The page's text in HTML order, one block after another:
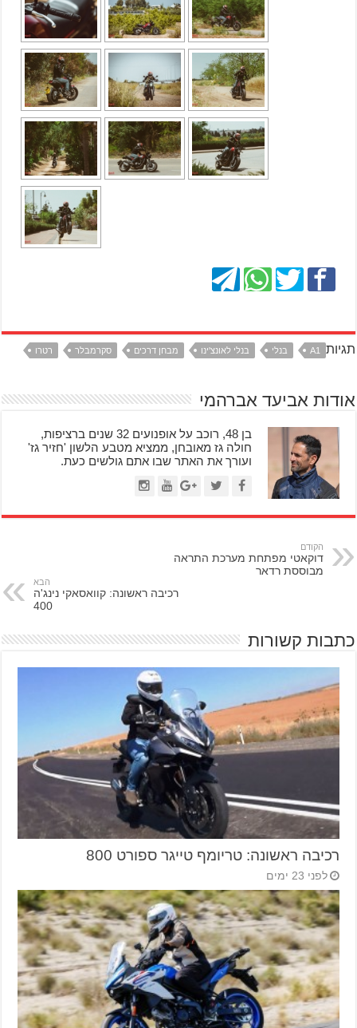
תגיות A1 בנלי בנלי לאונצ'ינו מבחן דרכים סקרמבלר רטרו
אודות אביעד אברהמי
בן 48, רוכב על אופנועים 32 שנים ברציפות,
חולה גז מאובחן, ממציא מטבע הלשון 'חזיר גז'
ועורך את האתר שבו אתם גולשים כעת.
הקודם
דוקאטי מפתחת מערכת התראה
מבוססת רדאר
הבא
רכיבה ראשונה: קוואסאקי נינג'ה
400
כתבות קשורות
רכיבה ראשונה: טריומף טייגר ספורט 800
לפני 23 ימים